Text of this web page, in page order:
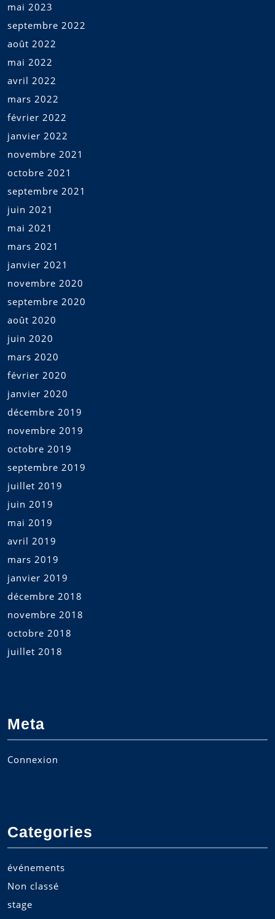
mai 2023
septembre 2022
août 2022
mai 2022
avril 2022
mars 2022
février 2022
janvier 2022
novembre 2021
octobre 2021
septembre 2021
juin 2021
mai 2021
mars 2021
janvier 2021
novembre 2020
septembre 2020
août 2020
juin 2020
mars 2020
février 2020
janvier 2020
décembre 2019
novembre 2019
octobre 2019
septembre 2019
juillet 2019
juin 2019
mai 2019
avril 2019
mars 2019
janvier 2019
décembre 2018
novembre 2018
octobre 2018
juillet 2018
Meta
Connexion
Categories
événements
Non classé
stage